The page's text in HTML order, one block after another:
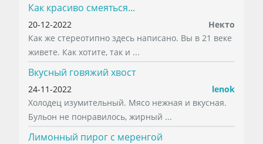
Как красиво смеяться...
20-12-2022
Некто
Как же стереотипно здесь написано. Вы в 21 веке
живете. Как хотите, так и ...
Вкусный говяжий хвост
24-11-2022
lenok
Холодец изумительный. Мясо нежная и вкусная.
Бульон не понравилось, жирный ...
Лимонный пирог с меренгой